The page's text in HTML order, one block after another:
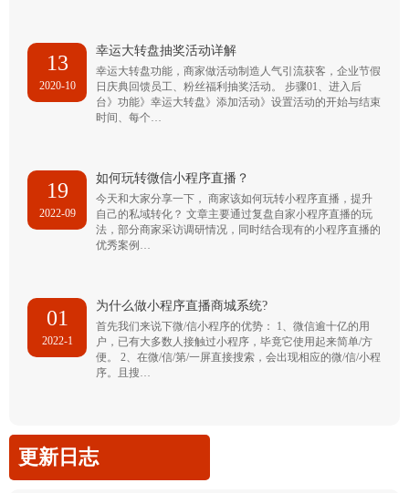
13
2020-10
幸运大转盘抽奖活动详解
幸运大转盘功能，商家做活动制造人气引流获客，企业节假
日庆典回馈员工、粉丝福利抽奖活动。 步骤01、进入后
台》功能》幸运大转盘》添加活动》设置活动的开始与结束
时间、每个…
19
2022-09
如何玩转微信小程序直播？
今天和大家分享一下， 商家该如何玩转小程序直播，提升
自己的私域转化？ 文章主要通过复盘自家小程序直播的玩
法，部分商家采访调研情况，同时结合现有的小程序直播的
优秀案例…
01
2022-1
为什么做小程序直播商城系统?
首先我们来说下微/信小程序的优势： 1、微信逾十亿的用
户，已有大多数人接触过小程序，毕竟它使用起来简单/方
便。 2、在微/信/第/一屏直接搜索，会出现相应的微/信/小程
序。且搜…
更新日志